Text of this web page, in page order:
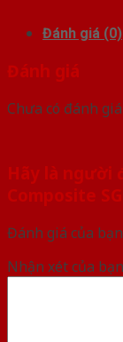
Đánh giá (0)
Đánh giá
Chưa có đánh
Hãy là người
Composite
Đánh giá của bạn
Nhận xét của bạn